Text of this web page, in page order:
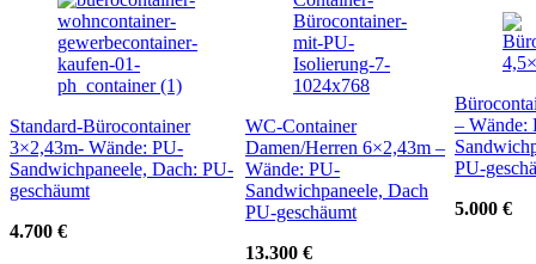
Standard-Bürocontainer
3×2,43m- Wände: PU-
Sandwichpaneele, Dach: PU-
geschäumt
4.700 €
WC-Container
Damen/Herren 6×2,43m –
Wände: PU-
Sandwichpaneele, Dach
PU-geschäumt
13.300 €
– Wände:
PU-
5.000 €